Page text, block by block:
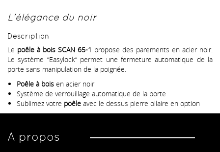
L'élégance du noir
Description
Le poêle à bois SCAN 65-1 propose des parements en acier noir.
Le système “Easylock“ permet une fermeture automatique de la
porte sans manipulation de la poignée.
Poêle à bois en acier noir
Système de verrouillage automatique de la porte
Sublimez votre poêle avec le dessus pierre ollaire en option
A propos